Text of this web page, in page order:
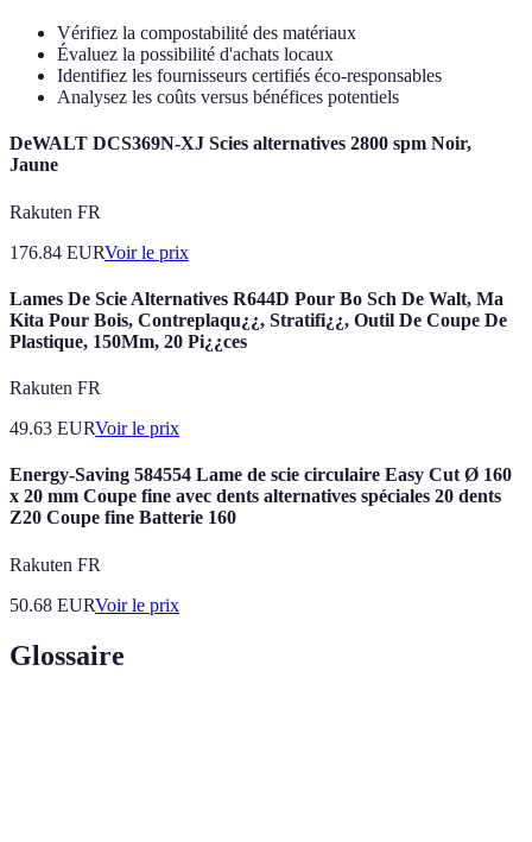
Vérifiez la compostabilité des matériaux
Évaluez la possibilité d'achats locaux
Identifiez les fournisseurs certifiés éco-responsables
Analysez les coûts versus bénéfices potentiels
DeWALT DCS369N-XJ Scies alternatives 2800 spm Noir,
Jaune
Rakuten FR
176.84 EURVoir le prix
Lames De Scie Alternatives R644D Pour Bo Sch De Walt, Ma
Kita Pour Bois, Contreplaqu¿¿, Stratifi¿¿, Outil De Coupe De
Plastique, 150Mm, 20 Pi¿¿ces
Rakuten FR
49.63 EURVoir le prix
Energy-Saving 584554 Lame de scie circulaire Easy Cut Ø 160
x 20 mm Coupe fine avec dents alternatives spéciales 20 dents
Z20 Coupe fine Batterie 160
Rakuten FR
50.68 EURVoir le prix
Glossaire